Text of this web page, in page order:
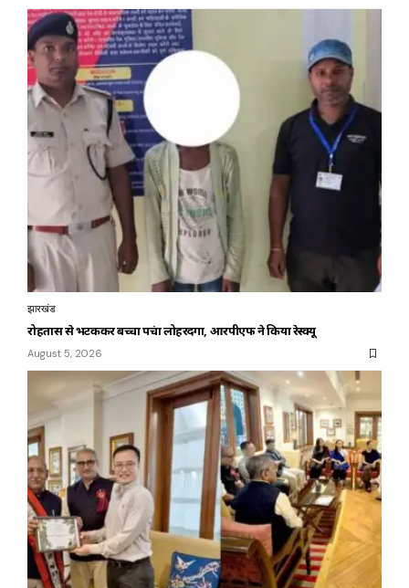
झारखंड
रोहतास से भटककर बच्चा पहुंचा लोहरदगा, आरपीएफ ने किया रेस्क्यू
August 5, 2026